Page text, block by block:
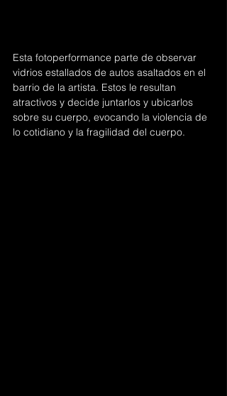
Esta fotoperformance parte de observar
vidrios estallados de autos asaltados en el
barrio de la artista. Estos le resultan
atractivos y decide juntarlos y ubicarlos
sobre su cuerpo, evocando la violencia de
lo cotidiano y la fragilidad del cuerpo.